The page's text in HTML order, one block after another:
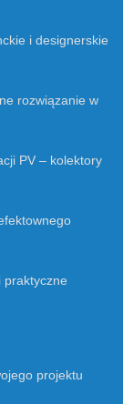
i designerskie
rozwiązanie w
PV – kolektory
praktyczne
projektu